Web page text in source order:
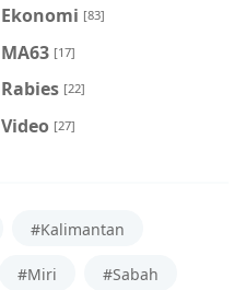
Ekonomi [83]
MA63 [17]
Rabies [22]
Video [27]
#Kalimantan
#Miri #Sabah